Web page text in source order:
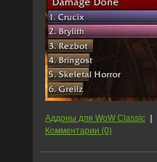
Аддоны для WoW Classic |
Комментарии (0)